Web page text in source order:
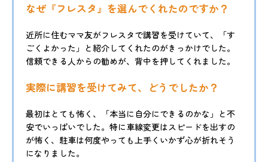
なぜ『フレスタ』を選んでくれたのですか？
近所に住むママ友がフレスタで講習を受けていて、「す
ごくよかった」と紹介してくれたのがきっかけでした。
信頼できる人からの勧めが、背中を押してくれました。
実際に講習を受けてみて、どうでしたか？
最初はとても怖く、「本当に自分にできるのかな」と不
安でいっぱいでした。特に車線変更はスピードを出すの
が怖く、駐車は何度やっても上手くいかず心が折れそう
になりました。